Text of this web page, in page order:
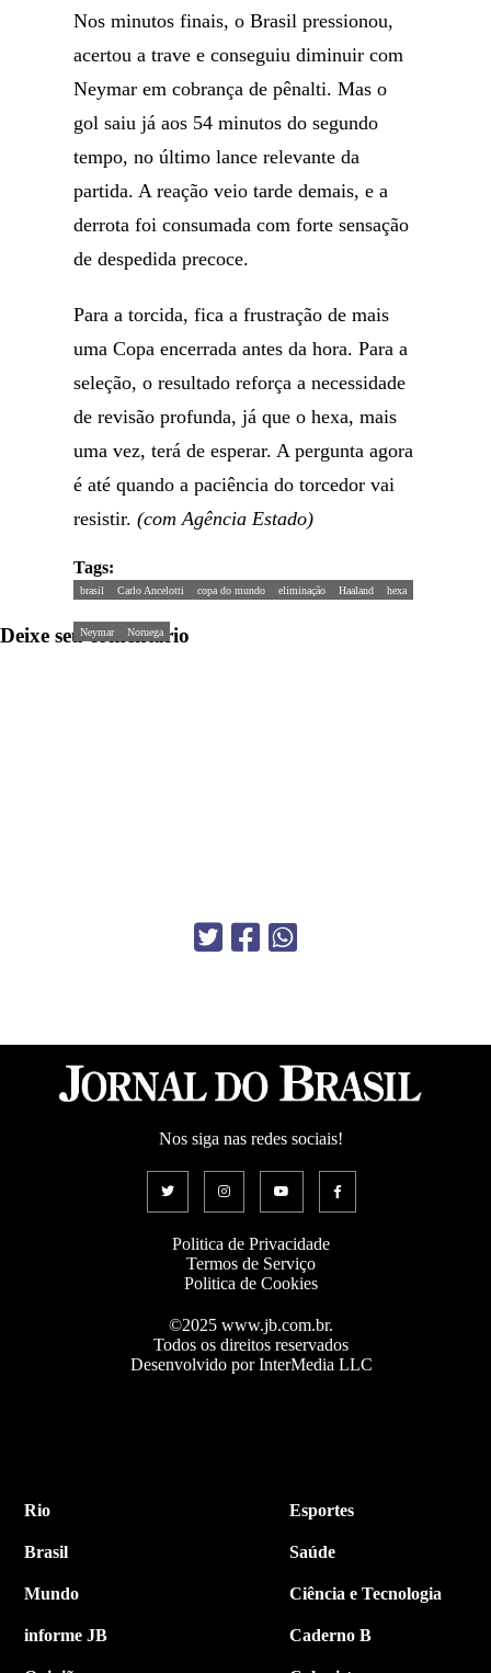
Nos minutos finais, o Brasil pressionou,
acertou a trave e conseguiu diminuir com
Neymar em cobrança de pênalti. Mas o
gol saiu já aos 54 minutos do segundo
tempo, no último lance relevante da
partida. A reação veio tarde demais, e a
derrota foi consumada com forte sensação
de despedida precoce.
Para a torcida, fica a frustração de mais
uma Copa encerrada antes da hora. Para a
seleção, o resultado reforça a necessidade
de revisão profunda, já que o hexa, mais
uma vez, terá de esperar. A pergunta agora
é até quando a paciência do torcedor vai
resistir. (com Agência Estado)
Tags:
brasil Carlo Ancelotti copa do mundo eliminação Haaland hexa
Neymar Noruega
Deixe seu comentário
Nos siga nas redes sociais!
Politica de Privacidade
Termos de Serviço
Politica de Cookies
©2025 www.jb.com.br.
Todos os direitos reservados
Desenvolvido por InterMedia LLC
Rio
Brasil
Mundo
informe JB
Esportes
Saúde
Ciência e Tecnologia
Caderno B